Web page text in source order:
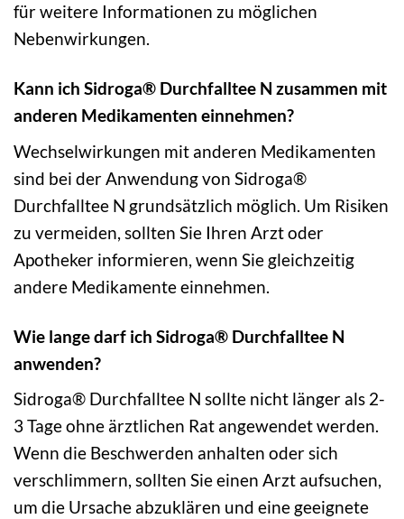
für weitere Informationen zu möglichen
Nebenwirkungen.
Kann ich Sidroga® Durchfalltee N zusammen mit
anderen Medikamenten einnehmen?
Wechselwirkungen mit anderen Medikamenten
sind bei der Anwendung von Sidroga®
Durchfalltee N grundsätzlich möglich. Um Risiken
zu vermeiden, sollten Sie Ihren Arzt oder
Apotheker informieren, wenn Sie gleichzeitig
andere Medikamente einnehmen.
Wie lange darf ich Sidroga® Durchfalltee N
anwenden?
Sidroga® Durchfalltee N sollte nicht länger als 2-
3 Tage ohne ärztlichen Rat angewendet werden.
Wenn die Beschwerden anhalten oder sich
verschlimmern, sollten Sie einen Arzt aufsuchen,
um die Ursache abzuklären und eine geeignete